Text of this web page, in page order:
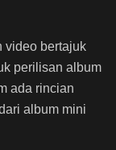
video bertajuk
perilisan album
ada rincian
album mini